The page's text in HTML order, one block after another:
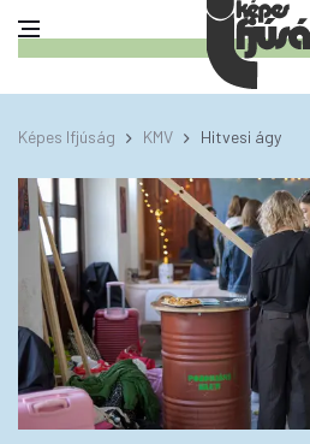
Képes Ifjúság KMV Hitvesi ágy